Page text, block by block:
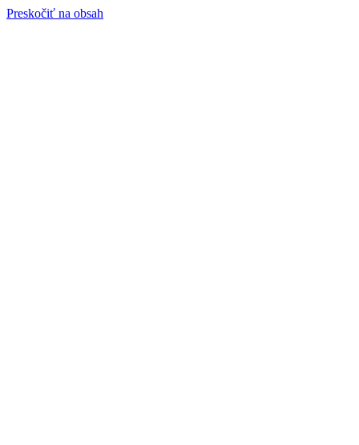
Preskočiť na obsah